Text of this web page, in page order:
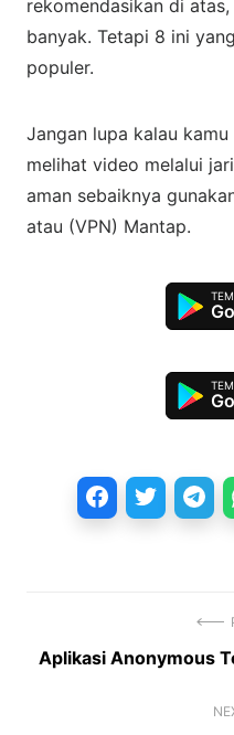
rekomendasikan di
banyak. Tetapi 8 ini
populer.
Jangan lupa kalau
melihat video melalui
aman sebaiknya
atau (VPN) Mantap.
Navigasi
Previous
Aplikasi Anonymous